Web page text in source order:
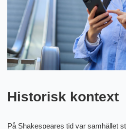
Historisk kontext
På Shakespeares tid var samhället